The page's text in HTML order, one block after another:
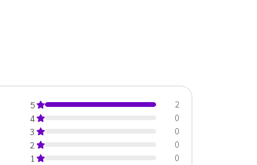
5
2
4
0
3
0
2
0
1
0